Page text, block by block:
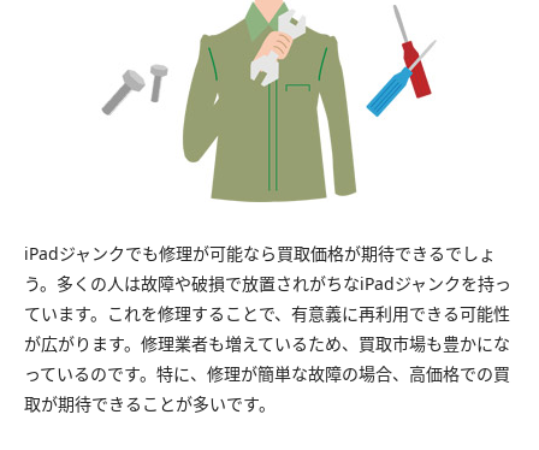
iPadジャンクでも修理が可能なら買取価格が期待できるでしょ
う。多くの人は故障や破損で放置されがちなiPadジャンクを持っ
ています。これを修理することで、有意義に再利用できる可能性
が広がります。修理業者も増えているため、買取市場も豊かにな
っているのです。特に、修理が簡単な故障の場合、高価格での買
取が期待できることが多いです。